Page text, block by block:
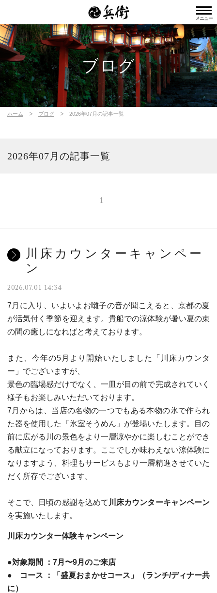
メニュー
ブログ
ホーム ブログ 2026年07月の記事一覧
2026年07月の記事一覧
1
川床カウンターキャンペー
ン
2026.07.01 14:34
7月に入り、いよいよお囃子の音が聞こえると、京都の夏
が活気付く季節を迎えます。貴船での涼体験が暑い夏の束
の間の癒しになればと考えております。
また、今年の5月より開始いたしました「川床カウンタ
ー」でございますが、
景色の臨場感だけでなく、一皿が目の前で完成されていく
様子もお楽しみいただいております。
7月からは、当店の名物の一つでもある本物の氷で作られ
た器を使用した「氷室そうめん」が登場いたします。目の
前に広がる川の景色をより一層涼やかに楽しむことができ
る献立になっております。ここでしか味わえない涼体験に
なりますよう、料理もサービスもより一層精進させていた
だく所存でございます。
そこで、日頃の感謝を込めて 川床カウンターキャンペーン
を実施いたします。
川床カウンター体験キャンペーン
●対象期間 ：7月〜9月のご来店
● コース ：「盛夏おまかせコース」（ランチ/ディナー共
に）